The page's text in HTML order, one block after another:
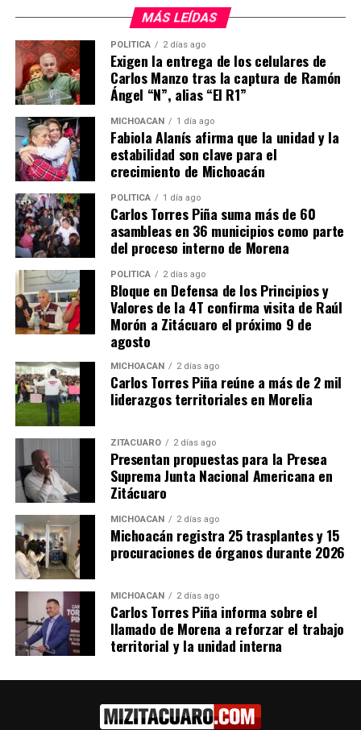
anteriores. Finalmente, Belinda Iturbide Díaz, de
MORENA, resaltó el respaldo a reformas
constitucionales históricas y el compromiso de avanzar
hacia el “segundo piso de la Transformación”.
Con este acto, el Congreso de Michoacán dio inicio
formal al Segundo Año Legislativo, con la promesa de
legislar de manera responsable en beneficio de las y los
michoacanos.
Comparte con:
Me gusta esto:
Relacionado
Asiste Bedolla a la
instalación de la
Septuagésima Sexta
15 septiembre, 2024
Acude Torres Piña a inicio de
Segundo Año Legislativo
15 septiembre, 2022
MÁS LEÍDAS
POLÍTICA 2 días ago
Exigen la entrega de los celulares de
Carlos Manzo tras la captura de Ramón
Ángel “N”, alias “El R1”
MICHOACÁN 1 día ago
Fabiola Alanís afirma que la unidad y la
estabilidad son clave para el
crecimiento de Michoacán
POLÍTICA 1 día ago
Carlos Torres Piña suma más de 60
asambleas en 36 municipios como parte
del proceso interno de Morena
POLÍTICA 2 días ago
Bloque en Defensa de los Principios y
Valores de la 4T confirma visita de Raúl
Morón a Zitácuaro el próximo 9 de
agosto
MICHOACÁN 2 días ago
Carlos Torres Piña reúne a más de 2 mil
liderazgos territoriales en Morelia
ZITÁCUARO 2 días ago
Presentan propuestas para la Presea
Suprema Junta Nacional Americana en
Zitácuaro
MICHOACÁN 2 días ago
Michoacán registra 25 trasplantes y 15
procuraciones de órganos durante 2026
MICHOACÁN 2 días ago
Carlos Torres Piña informa sobre el
llamado de Morena a reforzar el trabajo
territorial y la unidad interna